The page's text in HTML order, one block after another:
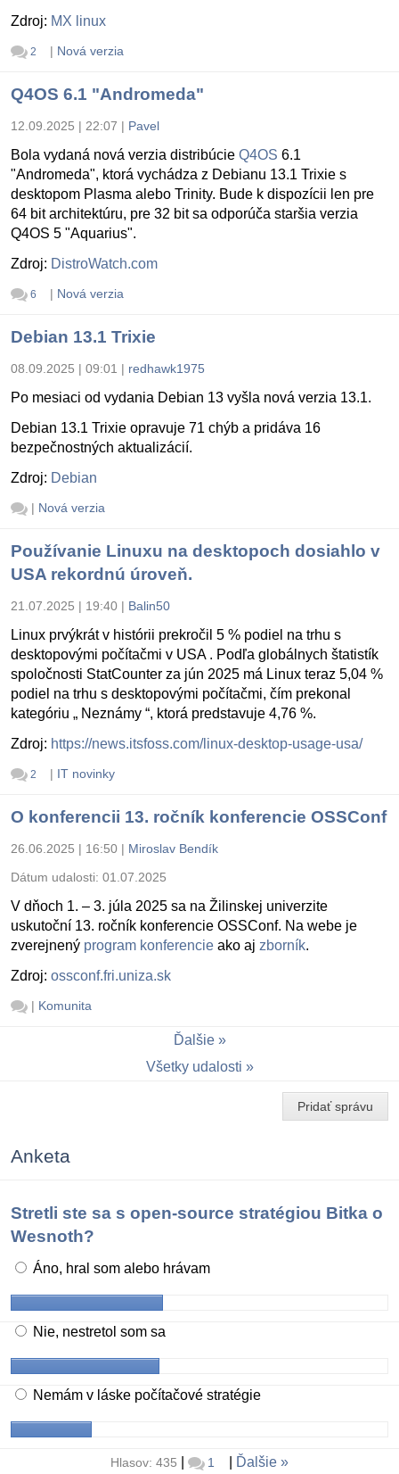
Zdroj: MX linux
2 | Nová verzia
Q4OS 6.1 "Andromeda"
12.09.2025 | 22:07 | Pavel
Bola vydaná nová verzia distribúcie Q4OS 6.1
"Andromeda", ktorá vychádza z Debianu 13.1 Trixie s
desktopom Plasma alebo Trinity. Bude k dispozícii len pre
64 bit architektúru, pre 32 bit sa odporúča staršia verzia
Q4OS 5 "Aquarius".
Zdroj: DistroWatch.com
6 | Nová verzia
Debian 13.1 Trixie
08.09.2025 | 09:01 | redhawk1975
Po mesiaci od vydania Debian 13 vyšla nová verzia 13.1.
Debian 13.1 Trixie opravuje 71 chýb a pridáva 16
bezpečnostných aktualizácií.
Zdroj: Debian
| Nová verzia
Používanie Linuxu na desktopoch dosiahlo v
USA rekordnú úroveň.
21.07.2025 | 19:40 | Balin50
Linux prvýkrát v histórii prekročil 5 % podiel na trhu s
desktopovými počítačmi v USA . Podľa globálnych štatistík
spoločnosti StatCounter za jún 2025 má Linux teraz 5,04 %
podiel na trhu s desktopovými počítačmi, čím prekonal
kategóriu „ Neznámy “, ktorá predstavuje 4,76 %.
Zdroj: https://news.itsfoss.com/linux-desktop-usage-usa/
2 | IT novinky
O konferencii 13. ročník konferencie OSSConf
26.06.2025 | 16:50 | Miroslav Bendík
Dátum udalosti: 01.07.2025
V dňoch 1. – 3. júla 2025 sa na Žilinskej univerzite
uskutoční 13. ročník konferencie OSSConf. Na webe je
zverejnený program konferencie ako aj zborník.
Zdroj: ossconf.fri.uniza.sk
| Komunita
Ďalšie
Všetky udalosti
Pridať správu
Anketa
Stretli ste sa s open-source stratégiou Bitka o
Wesnoth?
Áno, hral som alebo hrávam
Nie, nestretol som sa
Nemám v láske počítačové stratégie
Hlasov: 435 1 Ďalšie